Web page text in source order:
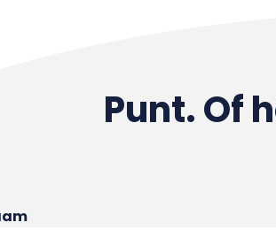
Punt. Of